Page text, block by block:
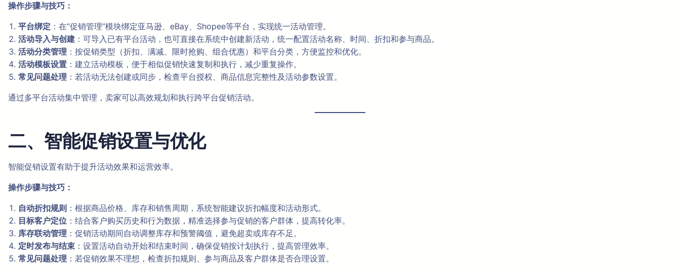
操作步骤与技巧：
平台绑定 ：在“促销管理”模块绑定亚马逊、eBay、Shopee等平台，实现统一活动管理。
活动导入与创建 ：可导入已有平台活动，也可直接在系统中创建新活动，统一配置活动名称、时间、折扣和参与商品。
活动分类管理 ：按促销类型（折扣、满减、限时抢购、组合优惠）和平台分类，方便监控和优化。
活动模板设置 ：建立活动模板，便于相似促销快速复制和执行，减少重复操作。
常见问题处理 ：若活动无法创建或同步，检查平台授权、商品信息完整性及活动参数设置。
通过多平台活动集中管理，卖家可以高效规划和执行跨平台促销活动。
二、智能促销设置与优化
智能促销设置有助于提升活动效果和运营效率。
操作步骤与技巧：
自动折扣规则 ：根据商品价格、库存和销售周期，系统智能建议折扣幅度和活动形式。
目标客户定位 ：结合客户购买历史和行为数据，精准选择参与促销的客户群体，提高转化率。
库存联动管理 ：促销活动期间自动调整库存和预警阈值，避免超卖或库存不足。
定时发布与结束 ：设置活动自动开始和结束时间，确保促销按计划执行，提高管理效率。
常见问题处理 ：若促销效果不理想，检查折扣规则、参与商品及客户群体是否合理设置。